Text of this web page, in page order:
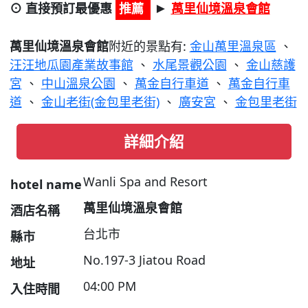
⊙ 直接預訂最優惠 推薦 ► 萬里仙境溫泉會館
萬里仙境溫泉會館附近的景點有: 金山萬里溫泉區 、
汪汪地瓜園產業故事館 、 水尾景觀公園 、 金山慈護
宮 、 中山溫泉公園 、 萬金自行車道、 萬金自行車
道、 金山老街(金包里老街)、 廣安宮 、 金包里老街
詳細介紹
hotel nameWanli Spa and Resort
酒店名稱
萬里仙境溫泉會館
縣市
台北市
地址
No.197-3 Jiatou Road
入住時間
04:00 PM